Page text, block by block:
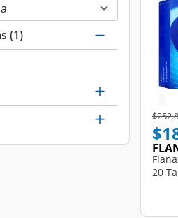
(1)
Currently Refined by Categorías: Flanax
Price
20